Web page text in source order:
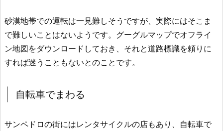
砂漠地帯での運転は一見難しそうですが、実際にはそこま
で難しいことはないようです。グーグルマップでオフライ
ン地図をダウンロードしておき、それと道路標識を頼りに
すれば迷うこともないとのことです。
自転車でまわる
サンペドロの街にはレンタサイクルの店もあり、自転車で